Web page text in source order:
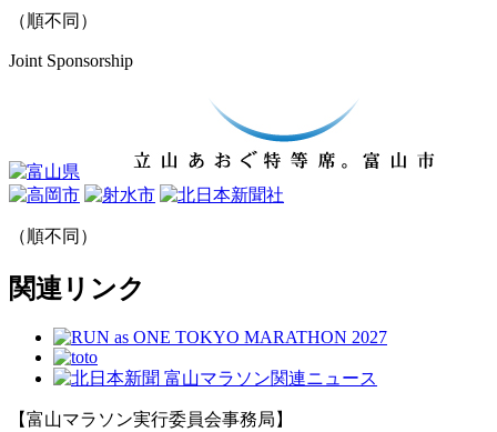
（順不同）
Joint Sponsorship
（順不同）
関連リンク
【富山マラソン実行委員会事務局】